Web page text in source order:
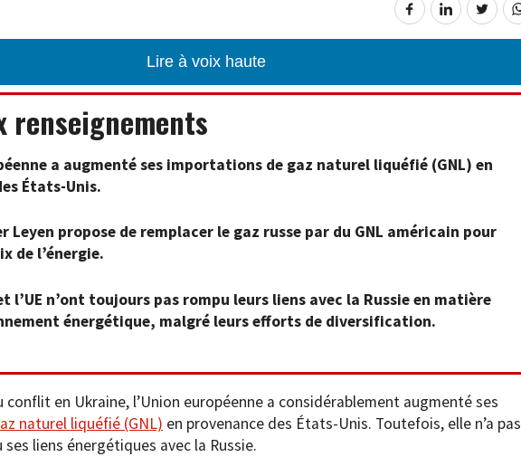
Lire à voix haute
renseignements
a augmenté ses importations de gaz naturel liquéfié (GNL) en
États-Unis.
Leyen propose de remplacer le gaz russe par du GNL américain pour
de l’énergie.
l’UE n’ont toujours pas rompu leurs liens avec la Russie en matière
énergétique, malgré leurs efforts de diversification.
conflit en Ukraine, l’Union européenne a considérablement augmenté ses
naturel liquéfié (GNL) en provenance des États-Unis. Toutefois, elle n’a pas
liens énergétiques avec la Russie.